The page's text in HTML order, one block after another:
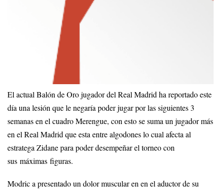
El actual Balón de Oro jugador del Real Madrid ha reportado este
día una lesión que le negaría poder jugar por las siguientes 3
semanas en el cuadro Merengue, con esto se suma un jugador más
en el Real Madrid que esta entre algodones lo cual afecta al
estratega Zidane para poder desempeñar el torneo con
sus máximas figuras.
Modric a presentado un dolor muscular en en el aductor de su